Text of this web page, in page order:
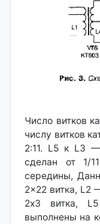
Число витков
числу витков
2:11. L5 к L3
сделан от 1/
середины,
2x22 витка, L2
2х3 витка,
выполнены на